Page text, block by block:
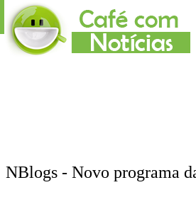
NBlogs - Novo programa